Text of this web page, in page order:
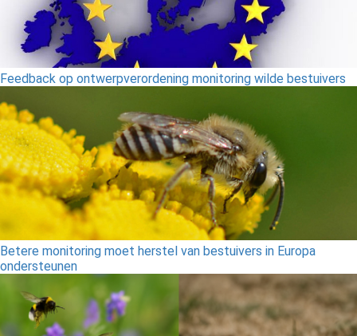
Feedback op ontwerpverordening monitoring wilde bestuivers
Betere monitoring moet herstel van bestuivers in Europa
ondersteunen